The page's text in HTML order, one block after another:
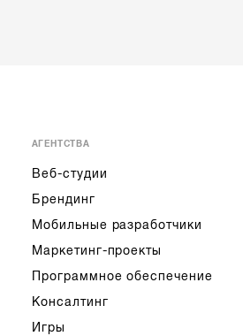
АГЕНТСТВА
Веб-студии
Брендинг
Мобильные разработчики
Маркетинг-проекты
Программное обеспечение
Консалтинг
Игры